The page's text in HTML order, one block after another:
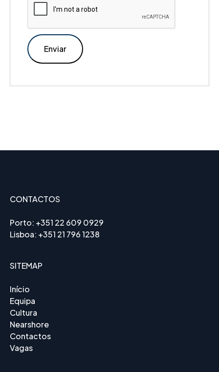
CONTACTOS
Porto: +351 22 609 0929
Lisboa: +351 21 796 1238
SITEMAP
Início
Equipa
Cultura
Nearshore
Contactos
Vagas